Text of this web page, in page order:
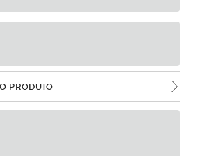
PRODUTO